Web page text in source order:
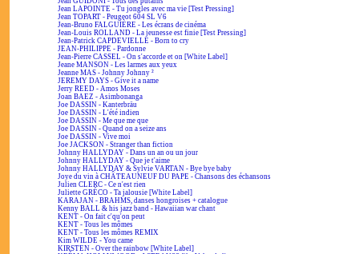
Jean LAPOINTE - Tu jongles avec ma vie [Test Pressing]
Jean TOPART - Peugeot 604 SL V6
Jean-Bruno FALGUIÈRE - Les écrans de cinéma
Jean-Louis ROLLAND - La jeunesse est finie [Test Pressing]
Jean-Patrick CAPDEVIELLE - Born to cry
JEAN-PHILIPPE - Pardonne
Jean-Pierre CASSEL - On s'accorde et on [White Label]
Jeane MANSON - Les larmes aux yeux
Jeanne MAS - Johnny Johnny ²
JEREMY DAYS - Give it a name
Jerry REED - Amos Moses
Joan BAEZ - Asimbonanga
Joe DASSIN - Kanterbräu
Joe DASSIN - L'été indien
Joe DASSIN - Me que me que
Joe DASSIN - Quand on a seize ans
Joe DASSIN - Vive moi
Joe JACKSON - Stranger than fiction
Johnny HALLYDAY - Dans un an ou un jour
Johnny HALLYDAY - Que je t'aime
Johnny HALLYDAY & Sylvie VARTAN - Bye bye baby
Joye du vin à CHÂTEAUNEUF DU PAPE - Chansons des échansons
Julien CLERC - Ce n'est rien
Juliette GRÉCO - Ta jalousie [White Label]
KARAJAN - BRAHMS, danses hongroises + catalogue
Kenny BALL & his jazz band - Hawaiian war chant
KENT - On fait c'qu'on peut
KENT - Tous les mômes
KENT - Tous les mômes REMIX
Kim WILDE - You came
KIRSTEN - Over the rainbow [White Label]